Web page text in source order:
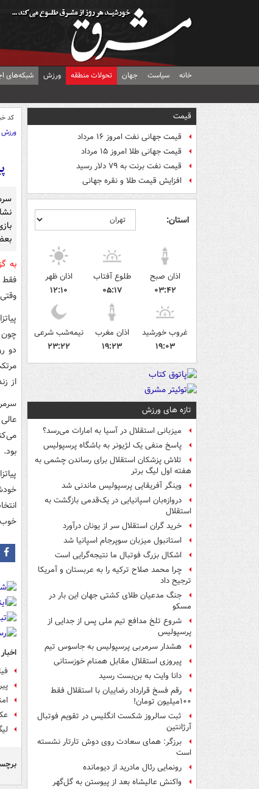
خانه سیاست جهان تحولات منطقه ورزش شبکه‌های
قیمت
قیمت جهانی نفت امروز ۱۶ مرداد
قیمت جهانی طلا امروز ۱۵ مرداد
قیمت نفت برنت به ۷۹ دلار رسید
افزایش قیمت طلا و نقره جهانی
استان:
اذان صبح
۰۳:۴۲
طلوع آفتاب
۰۵:۱۷
اذان ظهر
۱۲:۱۰
غروب خورشید
۱۹:۰۳
اذان مغرب
۱۹:۲۳
نیمه‌شب شرعی
۲۳:۲۲
تازه های ورزش
میزبانی استقلال در آسیا به امارات می‌رسد؟
پاسخ منفی یک لژیونر به باشگاه پرسپولیس
تلاش پزشکان استقلال برای رساندن چشمی به
هفته اول لیگ برتر
وینگر آفریقایی پرسپولیس ماندنی شد
دروازه‌بان اسپانیایی در یک‌قدمی بازگشت به
استقلال
خرید گران استقلال سر از یونان درآورد
استانبول میزبان سوپرجام اسپانیا شد
اشکال بزرگ فوتبال ما نتیجه‌گرایی است
چرا محمد صلاح ترکیه را به عربستان و آمریکا
ترجیح داد
جنگ مدعیان طلای کشتی جهان این بار در
مسکو
شروع تلخ مدافع تیم ملی پس از جدایی از
پرسپولیس
هشدار سرمربی پرسپولیس به جاسوس تیم
پیروزی استقلال مقابل همنام خوزستانی
دانا وایت به بن‌بست رسید
رقم فسخ قرارداد رضاییان با استقلال فقط
۱۰۰میلیون تومان!
ثبت سالروز شکست انگلیس در تقویم فوتبال
آرژانتین
برزگر: همای سعادت روی دوش تارتار نشسته
است
رونمایی رئال مادرید از دیومانده
واکنش عالیشاه بعد از پیوستن به گل‌گهر
کد
ورزش
به
فقط
چون
دو
از
بود.
خوب